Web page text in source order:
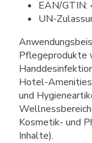
EAN/
UN-
Pflegeprodukte
Hotel-
und
Kosmetik- und
Inhalte).